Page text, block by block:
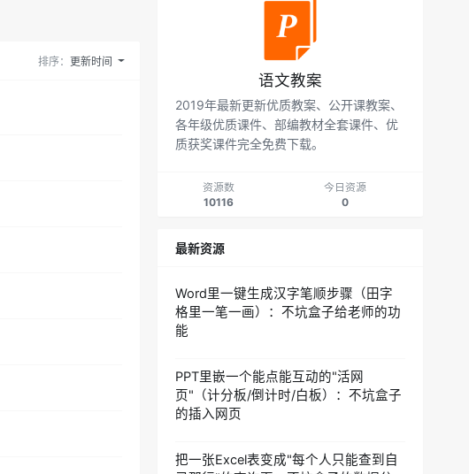
排序：更新时间
语文教案
2019年最新更新优质教案、公开课教案、
各年级优质课件、部编教材全套课件、优
质获奖课件完全免费下载。
资源数
10116
今日资源
0
最新资源
Word里一键生成汉字笔顺步骤（田字
格里一笔一画）：不坑盒子给老师的功
能
PPT里嵌一个能点能互动的"活网
页"（计分板/倒计时/白板）：不坑盒子
的插入网页
把一张Excel表变成"每个人只能查到自